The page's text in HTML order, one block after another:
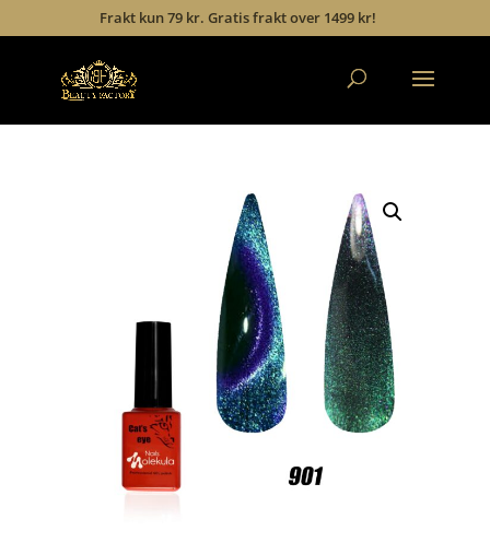
Frakt kun 79 kr. Gratis frakt over 1499 kr!